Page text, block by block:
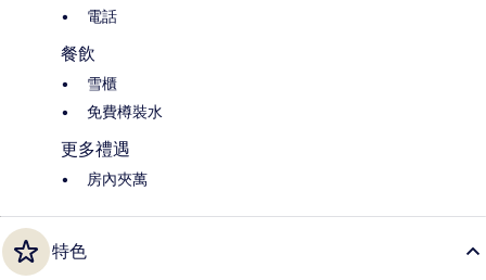
電話
餐飲
雪櫃
免費樽裝水
更多禮遇
房內夾萬
特色